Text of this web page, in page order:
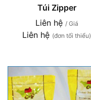
Túi Zipper
Liên hệ / Giá
Liên hệ (đơn tối thiểu)